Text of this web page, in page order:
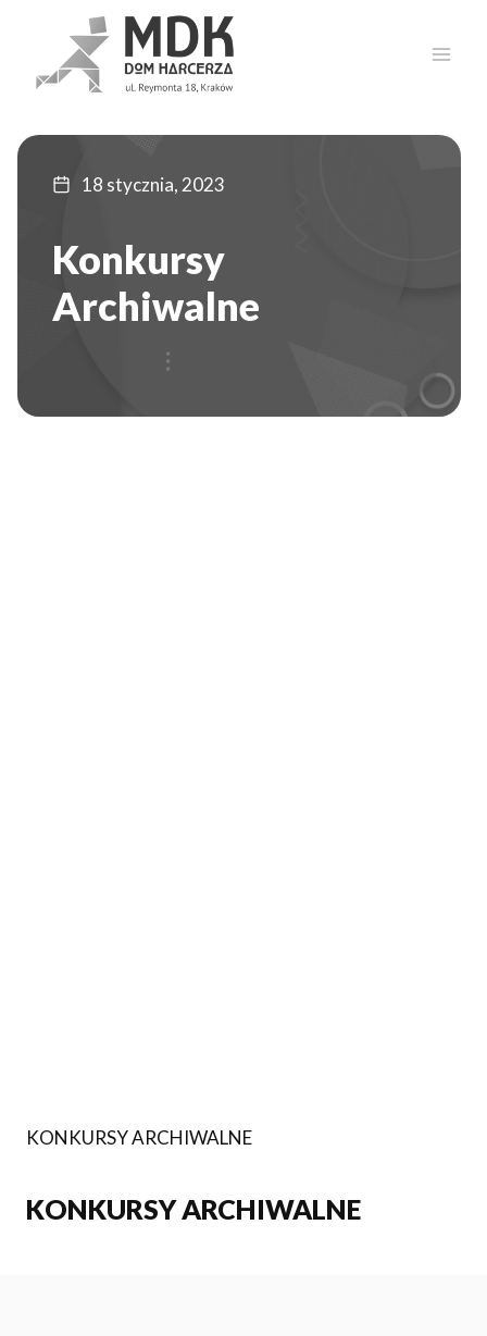
treści
18 stycznia, 2023
Konkursy
Archiwalne
KONKURSY ARCHIWALNE
KONKURSY ARCHIWALNE